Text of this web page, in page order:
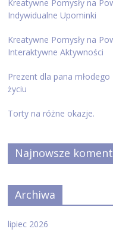
Kreatywne Pomysły na
Indywidualne Upominki
Kreatywne Pomysły na
Interaktywne Aktywności
Prezent dla pana
życiu
Torty na różne okazje.
Najnowsze
Archiwa
lipiec 2026